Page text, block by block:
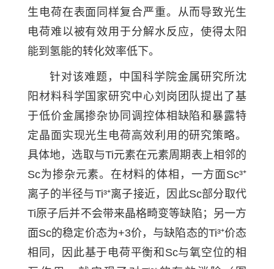
生电荷在表面同样复合严重。从而导致光生
电荷难以被有效用于分解水反应，使得太阳
能到氢能的转化效率低下。
针对该难题，中国科学院金属研究所沈
阳材料科学国家研究中心刘岗团队提出了基
于低价金属掺杂协同调控体相缺陷和暴露特
定晶面实现光生电荷高效利用的研究策略。
具体地，选取与Ti元素在元素周期表上相邻的
Sc为掺杂元素。在材料的体相，一方面Sc³⁺
离子的半径与Ti³⁺离子接近，因此Sc部分取代
Ti原子后并不会带来晶格畸变等缺陷；另一方
面Sc的稳定价态为+3价，与缺陷态的Ti³⁺价态
相同，因此基于电荷平衡和Sc与氧空位的相